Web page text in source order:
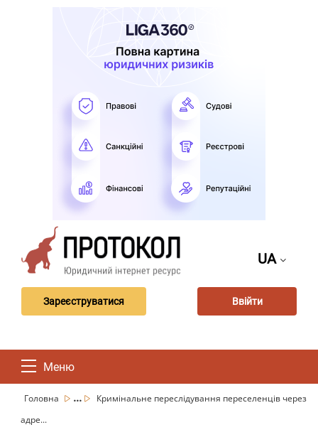
UA
Зареєструватися Ввійти
Меню
Головна ...
Кримінальне переслідування переселенців через
адре...